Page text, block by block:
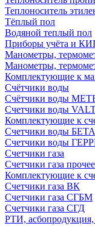
Теплоноситель
Тёплый пол
Водяной теплый пол
Приборы учёта и
Манометры,
Манометры,
Комплектующие к
Счётчики воды
Счётчики воды
Счетчики воды
Комплектующие к
Счетчики воды
Счетчики воды
Счетчики газа
Счетчики газа прочее
Комплектующие к
Счетчики газа ВК
Счетчики газа СГБМ
Счетчики газа СГД
РТИ,